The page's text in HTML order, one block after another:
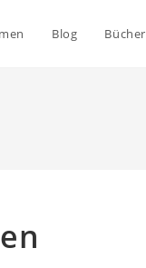
Blog Bücher